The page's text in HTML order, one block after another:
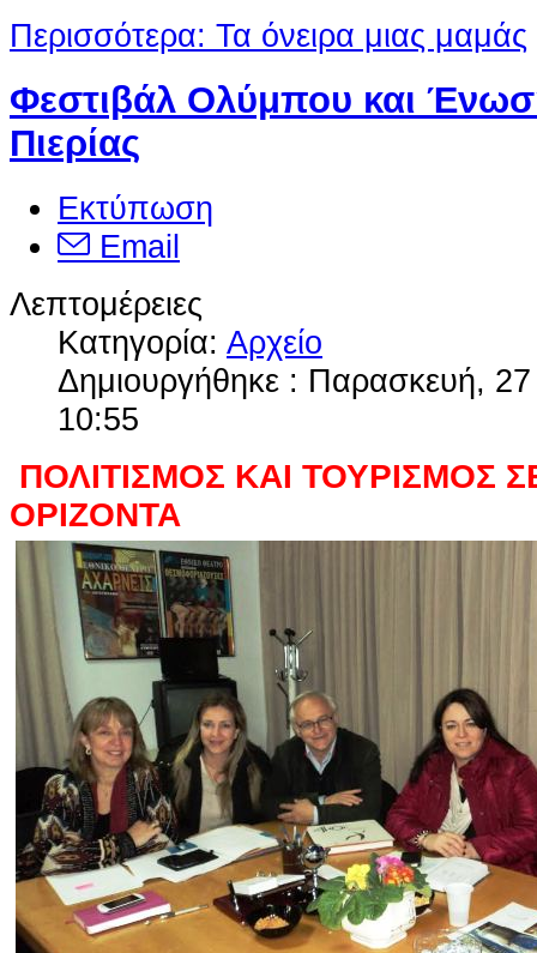
Περισσότερα: Τα όνειρα μιας μαμάς
Φεστιβάλ Ολύμπου και
Πιερίας
Εκτύπωση
Email
Λεπτομέρειες
Κατηγορία: Αρχείο
Δημιουργήθηκε : Παρασκευή,
10:55
ΠΟΛΙΤΙΣΜΟΣ ΚΑΙ ΤΟΥΡΙΣΜΟΣ
ΟΡΙΖΟΝΤΑ